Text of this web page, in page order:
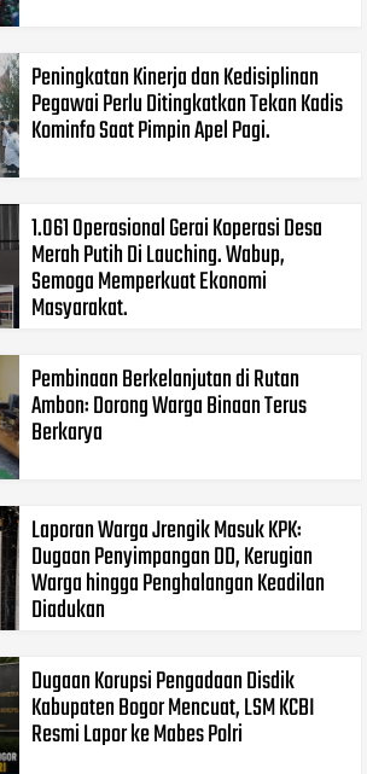
Peningkatan Kinerja dan Kedisiplinan
Pegawai Perlu Ditingkatkan Tekan Kadis
Kominfo Saat Pimpin Apel Pagi.
1.061 Operasional Gerai Koperasi Desa
Merah Putih Di Lauching. Wabup,
Semoga Memperkuat Ekonomi
Masyarakat.
Pembinaan Berkelanjutan di Rutan
Ambon: Dorong Warga Binaan Terus
Berkarya
Laporan Warga Jrengik Masuk KPK:
Dugaan Penyimpangan DD, Kerugian
Warga hingga Penghalangan Keadilan
Diadukan
Dugaan Korupsi Pengadaan Disdik
Kabupaten Bogor Mencuat, LSM KCBI
Resmi Lapor ke Mabes Polri